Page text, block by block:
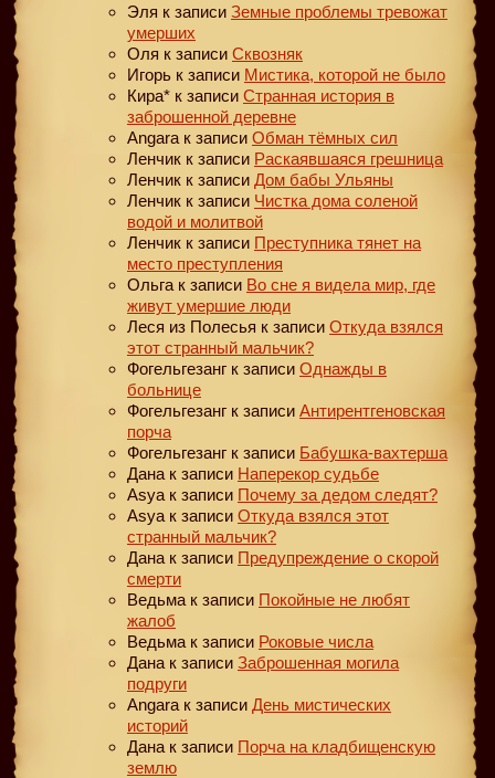
Эля к записи Земные проблемы тревожат
умерших
Оля к записи Сквозняк
Игорь к записи Мистика, которой не было
Кира* к записи Странная история в
заброшенной деревне
Angara к записи Обман тёмных сил
Ленчик к записи Раскаявшаяся грешница
Ленчик к записи Дом бабы Ульяны
Ленчик к записи Чистка дома соленой
водой и молитвой
Ленчик к записи Преступника тянет на
место преступления
Ольга к записи Во сне я видела мир, где
живут умершие люди
Леся из Полесья к записи Откуда взялся
этот странный мальчик?
Фогельгезанг к записи Однажды в
больнице
Фогельгезанг к записи Антирентгеновская
порча
Фогельгезанг к записи Бабушка-вахтерша
Дана к записи Наперекор судьбе
Asya к записи Почему за дедом следят?
Asya к записи Откуда взялся этот
странный мальчик?
Дана к записи Предупреждение о скорой
смерти
Ведьма к записи Покойные не любят
жалоб
Ведьма к записи Роковые числа
Дана к записи Заброшенная могила
подруги
Angara к записи День мистических
историй
Дана к записи Порча на кладбищенскую
землю